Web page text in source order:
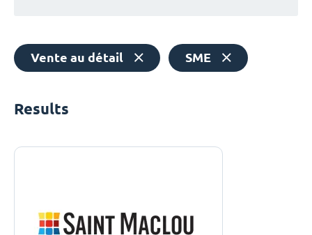
Vente au détail SME
Results